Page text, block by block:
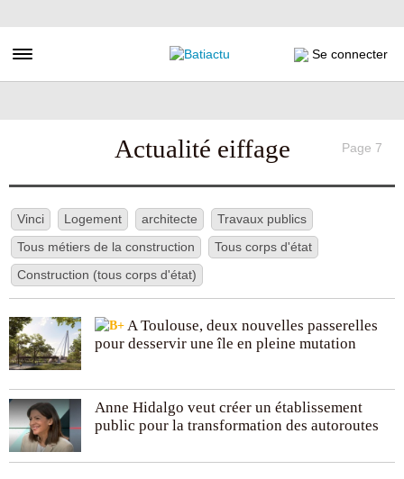
au
principal
Toggle navigation Se connecter
Page 7
Actualité eiffage
Vinci Logement architecte
Travaux publics
Tous métiers de la construction
Tous corps d'état
Construction (tous corps d'état)
A Toulouse, deux nouvelles passerelles
pour desservir une île en pleine mutation
Anne Hidalgo veut créer un établissement
public pour la transformation des autoroutes